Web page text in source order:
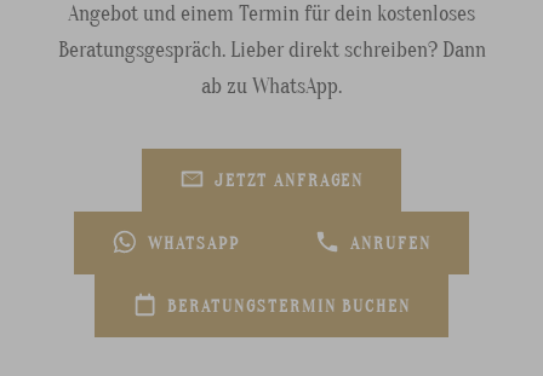
Angebot und einem Termin für dein kostenloses
Beratungsgespräch. Lieber direkt schreiben? Dann
ab zu WhatsApp.
JETZT ANFRAGEN
WHATSAPP ANRUFEN
BERATUNGSTERMIN BUCHEN